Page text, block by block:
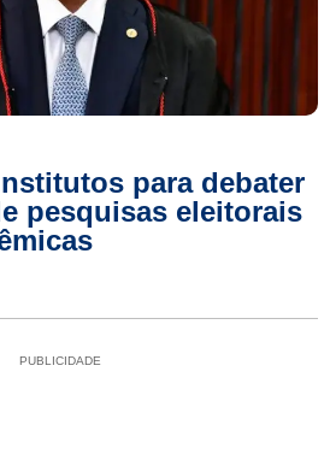
para debater
pesquisas eleitorais
PUBLICIDADE